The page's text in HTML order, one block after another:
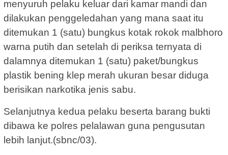
menyuruh pelaku keluar dari kamar mandi dan
dilakukan penggeledahan yang mana saat itu
ditemukan 1 (satu) bungkus kotak rokok malbhoro
warna putih dan setelah di periksa ternyata di
dalamnya ditemukan 1 (satu) paket/bungkus
plastik bening klep merah ukuran besar diduga
berisikan narkotika jenis sabu.
Selanjutnya kedua pelaku beserta barang bukti
dibawa ke polres pelalawan guna pengusutan
lebih lanjut.(sbnc/03).